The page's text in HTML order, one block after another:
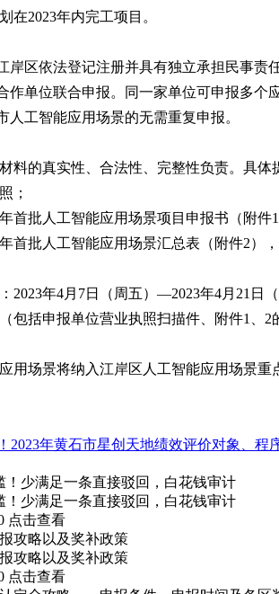
2023年内完工项目。
岸区依法登记注册并具有独立承担民事
作单位联合申报。同一家单位可申报多个
人工智能应用场景的无需重复申报。
料的真实性、合法性、完整性负责。具体
；
首批人工智能应用场景项目申报书（附
首批人工智能应用场景汇总表（附件2）
2023年4月7日（周五）—2023年4月21日
包括申报单位营业执照扫描件、附件1、2
应用场景将纳入江岸区人工智能应用场景
2023年黄石市星创天地绩效评价对象、程
！少满足一条直接驳回，白花钱审计
！少满足一条直接驳回，白花钱审计
点击查看
攻略以及奖补政策
攻略以及奖补政策
点击查看